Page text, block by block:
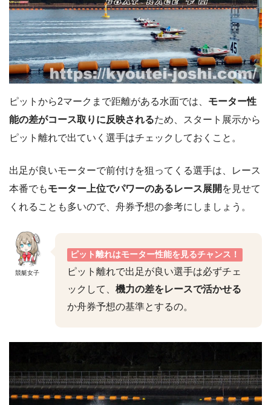
ピットから2マークまで距離がある水面では、 モーター性
能の差がコース取りに反映されるため、スタート展示から
ピット離れで出ていく選手はチェックしておくこと。
出足が良いモーターで前付けを狙ってくる選手は、レース
本番でもモーター上位でパワーのあるレース展開 を見せて
くれることも多いので、舟券予想の参考にしましょう。
競艇女子
ピット離れはモーター性能を見るチャンス！
ピット離れで出足が良い選手は必ずチェ
ックして、 機力の差をレースで活かせる
か舟券予想の基準とするの。